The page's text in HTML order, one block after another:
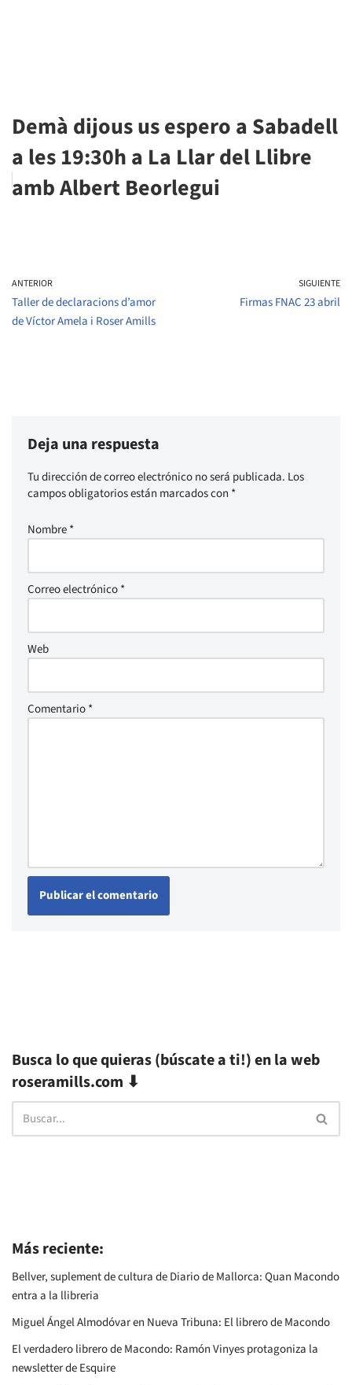
Demà dijous us espero a Sabadell
a les 19:30h a La Llar del Llibre
amb Albert Beorlegui
ANTERIOR
Taller de declaracions d’amor
de Víctor Amela i Roser Amills
SIGUIENTE
Firmas FNAC 23 abril
Deja una respuesta
Tu dirección de correo electrónico no será publicada. Los
campos obligatorios están marcados con *
Nombre*
Correo electrónico*
Web
Comentario*
Busca lo que quieras (búscate a ti!) en la web
roseramills.com ⬇
Más reciente:
Bellver, suplement de cultura de Diario de Mallorca: Quan Macondo
entra a la llibreria
Miguel Ángel Almodóvar en Nueva Tribuna: El librero de Macondo
El verdadero librero de Macondo: Ramón Vinyes protagoniza la
newsletter de Esquire